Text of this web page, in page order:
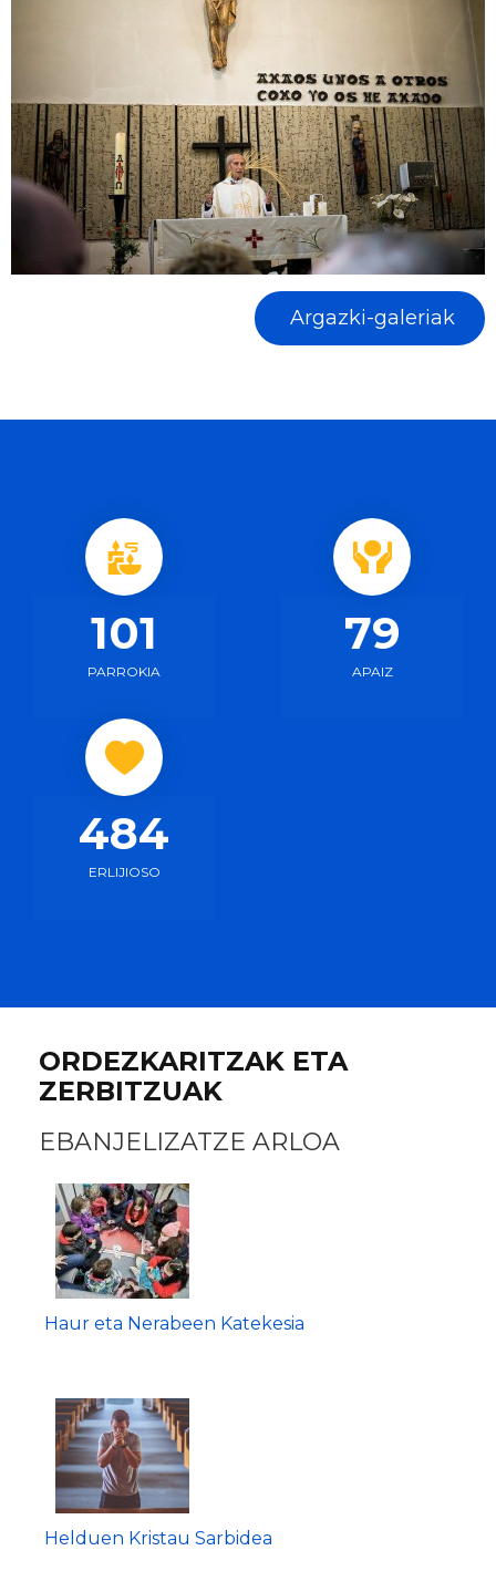
Argazki-galeriak
170
PARROKIA
132
APAIZ
813
ERLIJIOSO
ORDEZKARITZAK ETA
ZERBITZUAK
EBANJELIZATZE ARLOA
Haur eta Nerabeen Katekesia
Helduen Kristau Sarbidea